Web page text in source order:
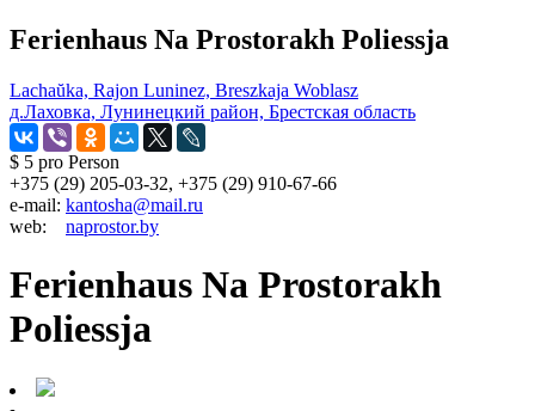
Ferienhaus Na Prostorakh Poliessja
Lachaŭka, Rajon Luninez, Breszkaja Woblasz
д.Лаховка, Лунинецкий район, Брестская область
$ 5 pro Person
+375 (29) 205-03-32, +375 (29) 910-67-66
e-mail: kantosha@mail.ru
web: naprostor.by
Ferienhaus Na Prostorakh
Poliessja